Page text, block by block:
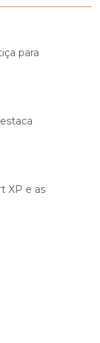
para
XP e as